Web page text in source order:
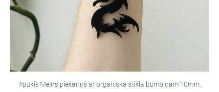
#pūķis Melns piekariņš ar organiskā stikla bumbiņām 10mm.